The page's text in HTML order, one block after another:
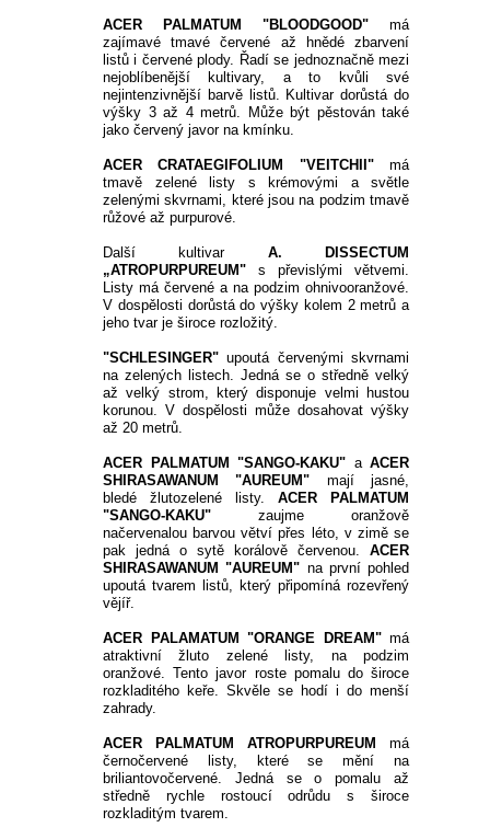
ACER PALMATUM "BLOODGOOD" má
zajímavé tmavé červené až hnědé zbarvení
listů i červené plody. Řadí se jednoznačně mezi
nejoblíbenější kultivary, a to kvůli své
nejintenzivnější barvě listů. Kultivar dorůstá do
výšky 3 až 4 metrů. Může být pěstován také
jako červený javor na kmínku.
ACER CRATAEGIFOLIUM "VEITCHII" má
tmavě zelené listy s krémovými a světle
zelenými skvrnami, které jsou na podzim tmavě
růžové až purpurové.
Další kultivar A. DISSECTUM
„ATROPURPUREUM" s převislými větvemi.
Listy má červené a na podzim ohnivooranžové.
V dospělosti dorůstá do výšky kolem 2 metrů a
jeho tvar je široce rozložitý.
"SCHLESINGER" upoutá červenými skvrnami
na zelených listech. Jedná se o středně velký
až velký strom, který disponuje velmi hustou
korunou. V dospělosti může dosahovat výšky
až 20 metrů.
ACER PALMATUM "SANGO-KAKU" a ACER
SHIRASAWANUM "AUREUM" mají jasné,
bledé žlutozelené listy. ACER PALMATUM
"SANGO-KAKU" zaujme oranžově
načervenalou barvou větví přes léto, v zimě se
pak jedná o sytě korálově červenou. ACER
SHIRASAWANUM "AUREUM" na první pohled
upoutá tvarem listů, který připomíná rozevřený
vějíř.
ACER PALAMATUM "ORANGE DREAM" má
atraktivní žluto zelené listy, na podzim
oranžové. Tento javor roste pomalu do široce
rozkladitého keře. Skvěle se hodí i do menší
zahrady.
ACER PALMATUM ATROPURPUREUM má
černočervené listy, které se mění na
briliantovočervené. Jedná se o pomalu až
středně rychle rostoucí odrůdu s široce
rozkladitým tvarem.